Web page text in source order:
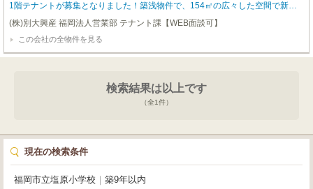
1階テナントが募集となりました！築浅物件で、154㎡の広々した空間で新し
いスタートをしてみませんか。JR鹿児島本線「竹下」駅へ徒歩8分、西鉄天神
大牟田線「大橋」駅へも徒歩10分と、複数路線が利用できる便利な立地も魅力
です。小売・物販店、教育・スクール、事務所など、多様なビジネスにも対応
可能です。嬉しいポイントは、無料駐車場が3台以上付いていること！お客様
1分）、スーパー（徒歩5分圏内）、セブンイレブン（徒歩4分）など、日々の
業務をサポートする施設が充実しています。飲食全般は不可となりますが、こ
(株)別大興産 福岡法人営業部 テナント課【WEB面談可】
この会社の全物件を見る
検索結果は以上です
（全1件）
現在の検索条件
福岡市立塩原小学校 築9年以内